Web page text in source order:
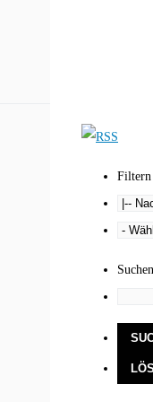
Filtern
Suchen